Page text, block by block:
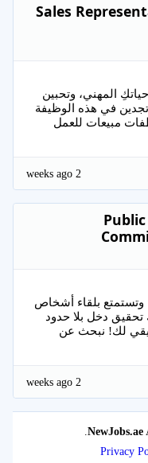
Sales
المهني، وتحبين
في هذه الوظيفة
مبيعات للعمل
2 weeks ago
وتستمتع بلقاء أشخاص
دخل بلا حدود
لك! نبحث عن
2 weeks ago
NewJobs.ae
Privacy